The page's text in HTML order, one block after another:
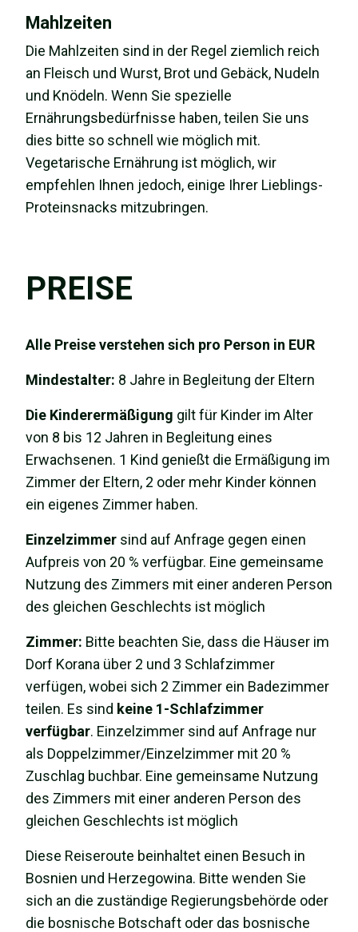
Mahlzeiten
Die Mahlzeiten sind in der Regel ziemlich reich
an Fleisch und Wurst, Brot und Gebäck, Nudeln
und Knödeln. Wenn Sie spezielle
Ernährungsbedürfnisse haben, teilen Sie uns
dies bitte so schnell wie möglich mit.
Vegetarische Ernährung ist möglich, wir
empfehlen Ihnen jedoch, einige Ihrer Lieblings-
Proteinsnacks mitzubringen.
PREISE
Alle Preise verstehen sich pro Person in EUR
Mindestalter: 8 Jahre in Begleitung der Eltern
Die Kinderermäßigung gilt für Kinder im Alter
von 8 bis 12 Jahren in Begleitung eines
Erwachsenen. 1 Kind genießt die Ermäßigung im
Zimmer der Eltern, 2 oder mehr Kinder können
ein eigenes Zimmer haben.
Einzelzimmer sind auf Anfrage gegen einen
Aufpreis von 20 % verfügbar. Eine gemeinsame
Nutzung des Zimmers mit einer anderen Person
des gleichen Geschlechts ist möglich
Zimmer: Bitte beachten Sie, dass die Häuser im
Dorf Korana über 2 und 3 Schlafzimmer
verfügen, wobei sich 2 Zimmer ein Badezimmer
teilen. Es sind keine 1-Schlafzimmer
verfügbar. Einzelzimmer sind auf Anfrage nur
als Doppelzimmer/Einzelzimmer mit 20 %
Zuschlag buchbar. Eine gemeinsame Nutzung
des Zimmers mit einer anderen Person des
gleichen Geschlechts ist möglich
Diese Reiseroute beinhaltet einen Besuch in
Bosnien und Herzegowina. Bitte wenden Sie
sich an die zuständige Regierungsbehörde oder
die bosnische Botschaft oder das bosnische